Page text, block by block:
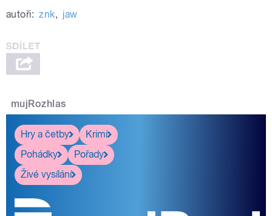
autoři: znk, jaw
mujRozhlas
Hry a četby
Krimi
Pohádky
Pořady
Živé vysílání